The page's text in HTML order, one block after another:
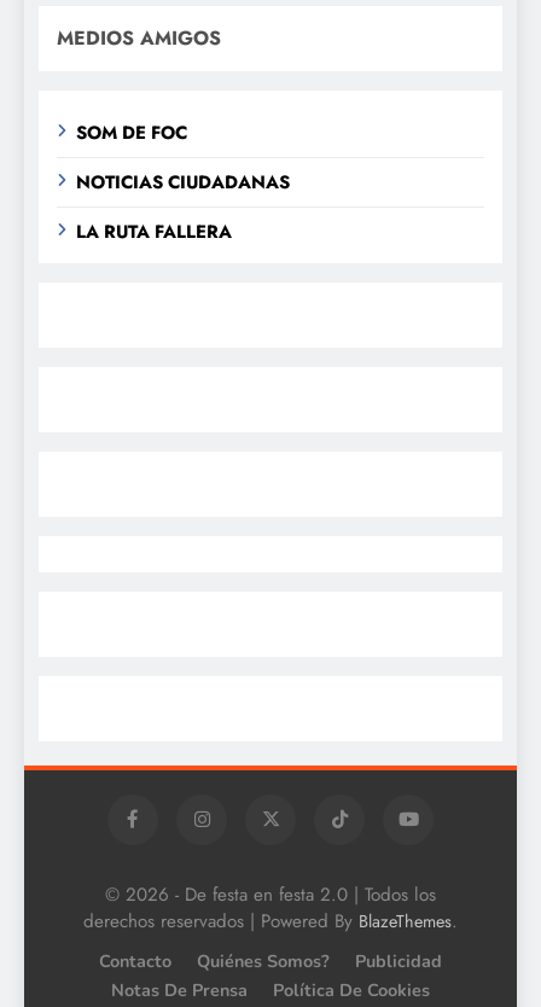
MEDIOS AMIGOS
SOM DE FOC
NOTICIAS CIUDADANAS
LA RUTA FALLERA
© 2026 - De festa en festa 2.0 | Todos los
derechos reservados | Powered By BlazeThemes.
Contacto Quiénes Somos?
Publicidad
Notas De Prensa
Política De Cookies